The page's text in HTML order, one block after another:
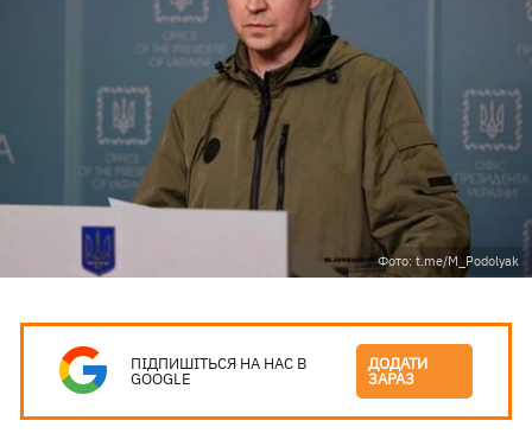
Фото: t.me/M_Podolyak
ПІДПИШІТЬСЯ НА НАС В
GOOGLE
ДОДАТИ
ЗАРАЗ